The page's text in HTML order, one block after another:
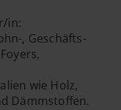
in:
, Geschäfts-
wie Holz,
Dämmstoffen.